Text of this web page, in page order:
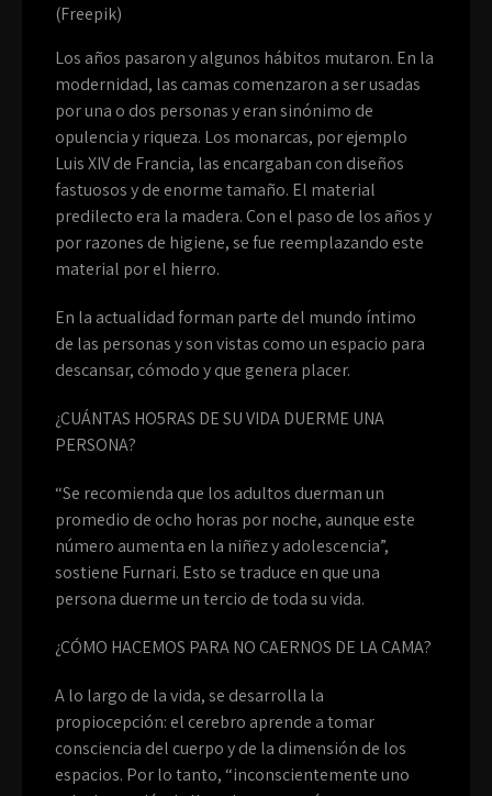
(Freepik)
Los años pasaron y algunos hábitos mutaron. En la
modernidad, las camas comenzaron a ser usadas
por una o dos personas y eran sinónimo de
opulencia y riqueza. Los monarcas, por ejemplo
Luis XIV de Francia, las encargaban con diseños
fastuosos y de enorme tamaño. El material
predilecto era la madera. Con el paso de los años y
por razones de higiene, se fue reemplazando este
material por el hierro.
En la actualidad forman parte del mundo íntimo
de las personas y son vistas como un espacio para
descansar, cómodo y que genera placer.
¿CUÁNTAS HO5RAS DE SU VIDA DUERME UNA
PERSONA?
“Se recomienda que los adultos duerman un
promedio de ocho horas por noche, aunque este
número aumenta en la niñez y adolescencia”,
sostiene Furnari. Esto se traduce en que una
persona duerme un tercio de toda su vida.
¿CÓMO HACEMOS PARA NO CAERNOS DE LA CAMA?
A lo largo de la vida, se desarrolla la
propiocepción: el cerebro aprende a tomar
consciencia del cuerpo y de la dimensión de los
espacios. Por lo tanto, “inconscientemente uno